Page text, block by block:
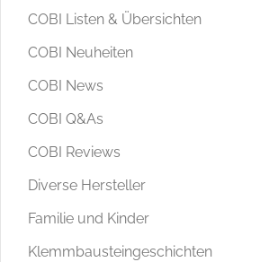
COBI Listen & Übersichten
COBI Neuheiten
COBI News
COBI Q&As
COBI Reviews
Diverse Hersteller
Familie und Kinder
Klemmbausteingeschichten